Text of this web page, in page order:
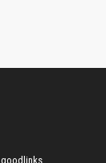
goodlinks